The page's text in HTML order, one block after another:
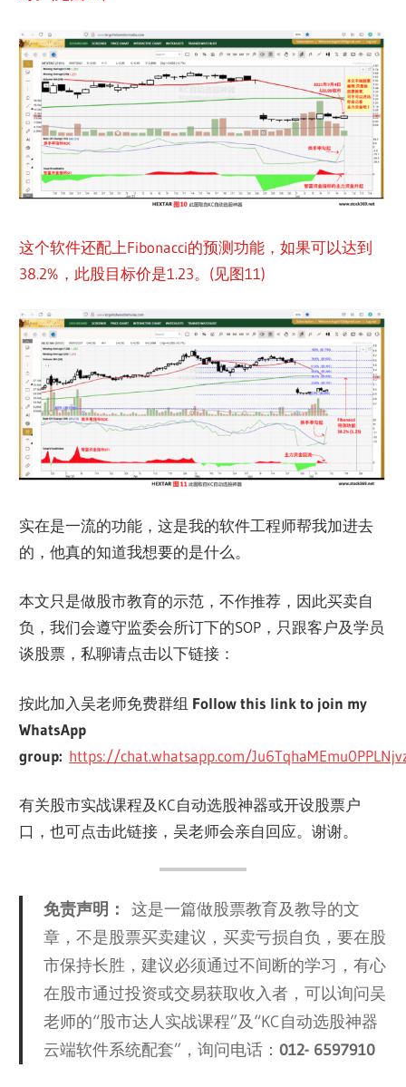
这个软件还配上Fibonacci的预测功能，如果可以达到
38.2%，此股目标价是1.23。(见图11)
实在是一流的功能，这是我的软件工程师帮我加进去
的，他真的知道我想要的是什么。
本文只是做股市教育的示范，不作推荐，因此买卖自
负，我们会遵守监委会所订下的SOP，只跟客户及学员
谈股票，私聊请点击以下链接：
按此加入吴老师免费群组 Follow this link to join my
WhatsApp
group: https://chat.whatsapp.com/
有关股市实战课程及KC自动选股神器或开设股票户
口，也可点击此链接，吴老师会亲自回应。谢谢。
免责声明：
这是一篇做股票教育及教导的文
章，不是股票买卖建议，买卖亏损自负，要在股
市保持长胜，建议必须通过不间断的学习，有心
在股市通过投资或交易获取收入者，可以询问吴
老师的“股市达人实战课程”及“KC自动选股神器
云端软件系统配套”，询问电话： 012- 6597910